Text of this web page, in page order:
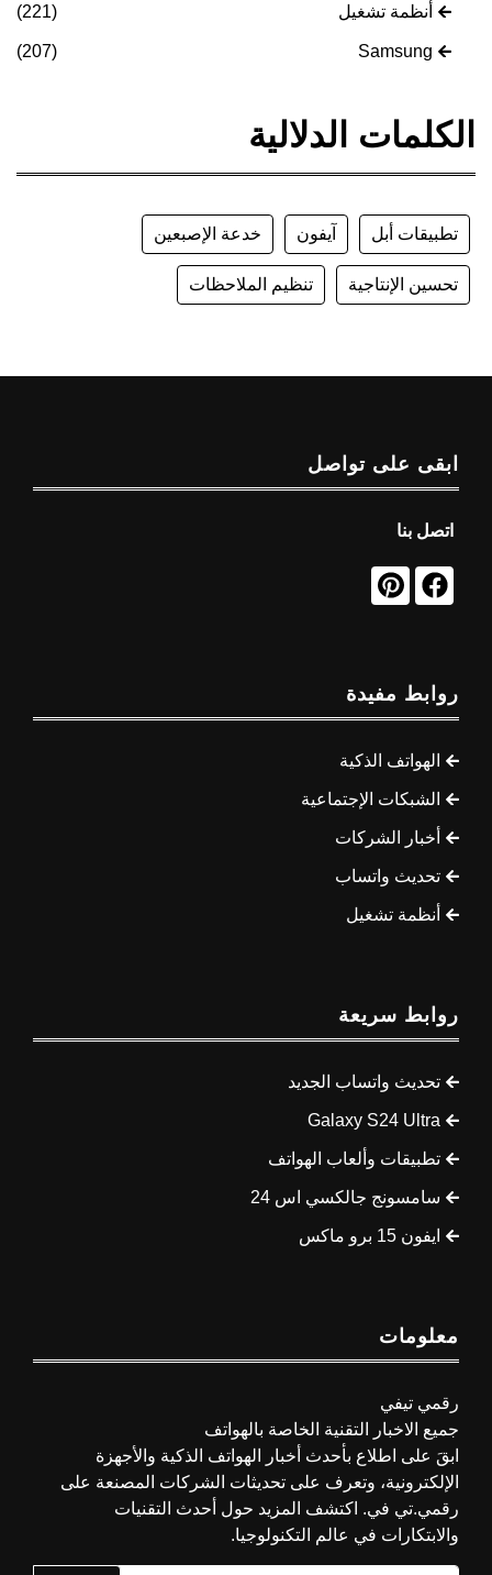
أنظمة تشغيل (221)
Samsung
(207)
الكلمات الدلالية
تطبيقات أبل آيفون خدعة الإصبعين
تحسين الإنتاجية تنظيم الملاحظات
ابقى على تواصل
اتصل بنا
روابط مفيدة
الهواتف الذكية
الشبكات الإجتماعية
أخبار الشركات
تحديث واتساب
أنظمة تشغيل
روابط سريعة
تحديث واتساب الجديد
Galaxy S24 Ultra
تطبيقات وألعاب الهواتف
سامسونج جالكسي اس 24
ايفون 15 برو ماكس
معلومات
رقمي تيفي
جميع الاخبار التقنية الخاصة بالهواتف
ابقَ على اطلاع بأحدث أخبار الهواتف الذكية والأجهزة
الإلكترونية، وتعرف على تحديثات الشركات المصنعة على
رقمي.تي في. اكتشف المزيد حول أحدث التقنيات
والابتكارات في عالم التكنولوجيا.